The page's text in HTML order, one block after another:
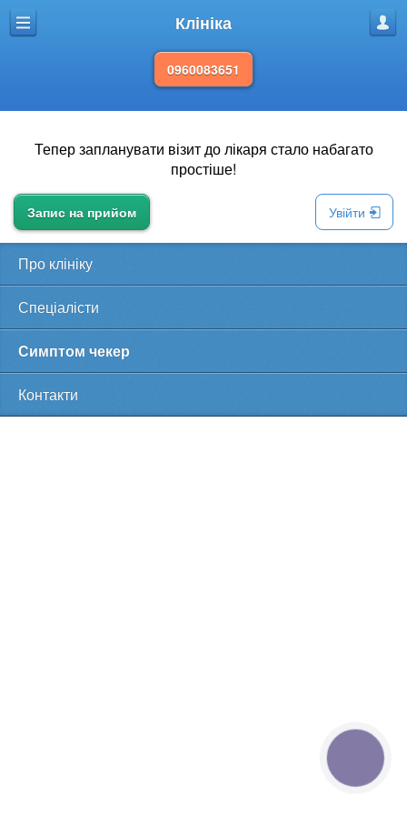
Клініка
0960083651
Тепер запланувати візит до лікаря стало набагато
простіше!
Запис на прийом Увійти
Про клініку
Спеціалісти
Симптом чекер
Контакти